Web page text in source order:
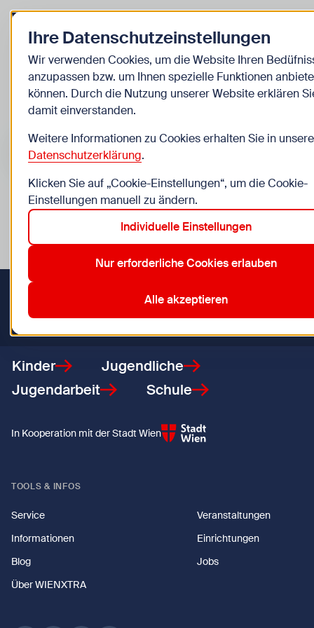
Zurück zur Startseite
Kinder
Veranstaltungen
Suche im Bereich “Kinder”
Suchen
Veranstaltungen in Wien im Bereich “Kinder”
Aktive Filter:
12. Meidling 14. Penzing 15. Rudolfsheim-Fünfhaus
17.
Zurück zur Startseite
Kinder
Jugendliche
Jugendarbeit
Schule
In Kooperation mit der Stadt Wien
TOOLS & INFOS
Service
Veranstaltungen
Informationen
Einrichtungen
Blog
Jobs
Über WIENXTRA
Ihre Datenschutzeinstellungen
Wir verwenden Cookies, um die Website Ihren
anzupassen bzw. um Ihnen spezielle Funktionen
können. Durch die Nutzung unserer Website erklären
damit einverstanden.
Weitere Informationen zu Cookies erhalten Sie in
Datenschutzerklärung.
Klicken Sie auf „Cookie-Einstellungen“, um die Cookie-
Einstellungen manuell zu ändern.
Individuelle Einstellungen
Nur erforderliche Cookies erlauben
Alle akzeptieren